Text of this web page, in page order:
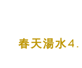
春天湯水4.